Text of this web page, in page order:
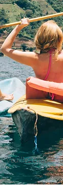
Veuillez cliquer